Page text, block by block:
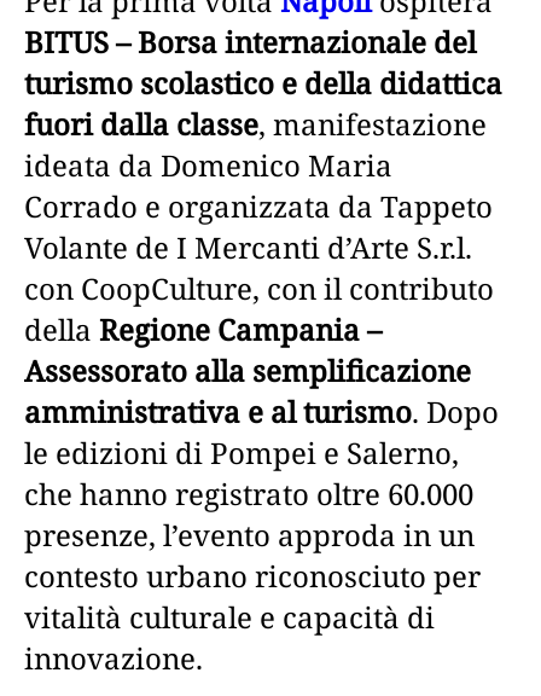
BITUS – Borsa internazionale del
turismo scolastico e della didattica
fuori dalla classe, manifestazione
ideata da Domenico Maria
Corrado e organizzata da Tappeto
Volante de I Mercanti d’Arte S.r.l.
con CoopCulture, con il contributo
della Regione Campania –
Assessorato alla semplificazione
amministrativa e al turismo. Dopo
le edizioni di Pompei e Salerno,
che hanno registrato oltre 60.000
presenze, l’evento approda in un
contesto urbano riconosciuto per
vitalità culturale e capacità di
innovazione.